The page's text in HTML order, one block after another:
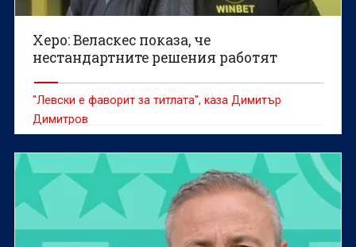
Херо: Веласкес показа, че
нестандартните решения работят
"Левски е фаворит за титлата", каза Димитър
Димитров